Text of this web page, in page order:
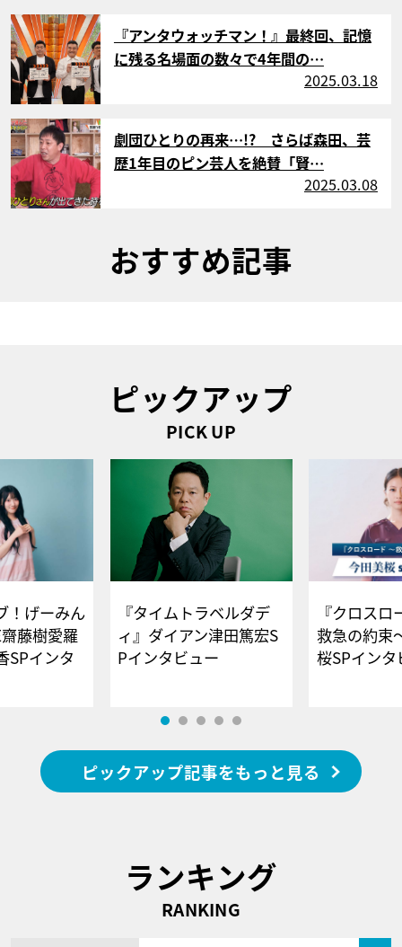
サムネイル
『アンタウォッチマン！』最終回、記憶
に残る名場面の数々で4年間の…
2025.03.18
サムネイル
劇団ひとりの再来…!? さらば森田、芸
歴1年目のピン芸人を絶賛「賢…
2025.03.08
おすすめ記事
ピックアップ
PICK UP
！げーみん
藤樹愛羅
SPインタ
『タイムトラベルダデ
ィ』ダイアン津田篤宏S
Pインタビュー
『クロス
救急の約束
桜SPイ
ピックアップ記事をもっと見る
ランキング
RANKING